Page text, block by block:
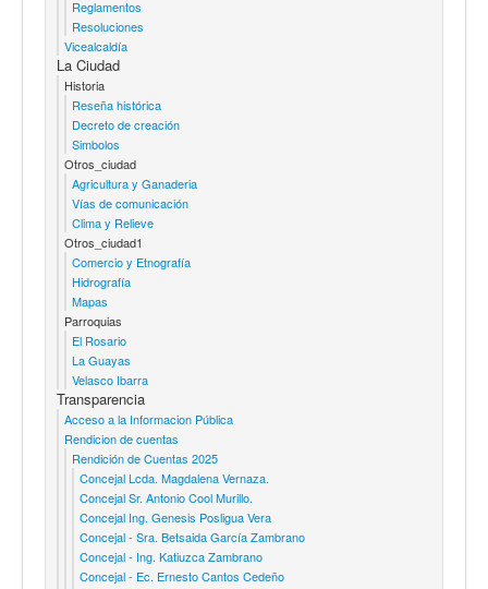
Reglamentos
Resoluciones
Vicealcaldía
La Ciudad
Historia
Reseña histórica
Decreto de creación
Simbolos
Otros_ciudad
Agricultura y Ganaderia
Vías de comunicación
Clima y Relieve
Otros_ciudad1
Comercio y Etnografía
Hidrografía
Mapas
Parroquias
El Rosario
La Guayas
Velasco Ibarra
Transparencia
Acceso a la Informacion Pública
Rendicion de cuentas
Rendición de Cuentas 2025
Concejal Lcda. Magdalena Vernaza.
Concejal Sr. Antonio Cool Murillo.
Concejal Ing. Genesis Posligua Vera
Concejal - Sra. Betsaida García Zambrano
Concejal - Ing. Katiuzca Zambrano
Concejal - Ec. Ernesto Cantos Cedeño